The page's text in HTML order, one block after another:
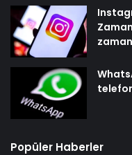
Popüler Haberler